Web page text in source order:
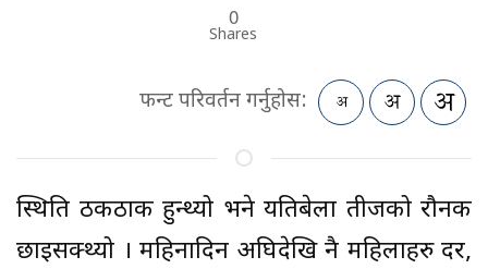
0
Shares
फन्ट परिवर्तन गर्नुहोस:
स्थिति ठीकठाक हुन्थ्यो भने यतिबेला तीजको रौनक
छाइसक्थ्यो । महिनादिन अघिदेखि नै महिलाहरु दर,